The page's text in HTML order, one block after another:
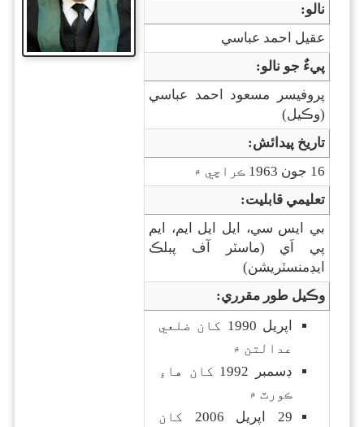
نالو:
عقيل احمد عباسي
پيءٌ جو نالو:
پروفيسر مسعود احمد عباسي
(وڪيل)
تاريخ پيدائش:
16 جون 1963 ڪراچي ۾
تعليمي قابليت:
بي ايس سي، ايل ايل ايم، ايم
پي اَي (ماسٽر آف پبلڪ
ايڊمنسٽريشن)
وڪيل طور مقرري:
اپريل 1990 کان ضلعي
عدالتن ۾
ڊسمبر 1992 کان هاءِ
ڪورٽ ۾
29 اپريل 2006 کان